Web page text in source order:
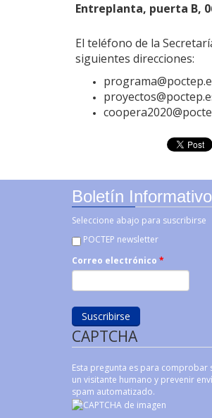
Entreplanta, puerta B,
El teléfono de la
siguientes direcciones:
Boletín Informativo
Seleccione abajo para suscribirse
POCTEP newsletter
Correo electrónico *
CAPTCHA
Esta pregunta es para comprobar
un visitante humano y prevenir
spam automatizado.